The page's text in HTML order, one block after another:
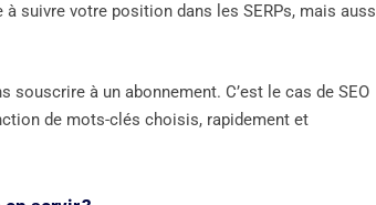
suivre votre position dans les SERPs, mais
à un abonnement. C’est le cas de SEO
de mots-clés choisis, rapidement et